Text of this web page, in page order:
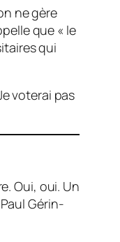
ne gère
que « le
qui
voterai pas
Oui, oui. Un
Gérin-